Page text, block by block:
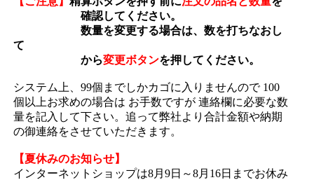
確認してください。
数量を変更する場合は、数を打ちなおし
て
から変更ボタンを押してください。
システム上、99個までしかカゴに入りませんので 100
個以上お求めの場合は お手数ですが 連絡欄に必要な数
量を記入して下さい。追って弊社より合計金額や納期
の御連絡をさせていただきます。
【夏休みのお知らせ】
インターネットショップは8月9日～8月16日までお休み